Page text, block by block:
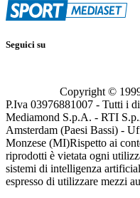
Seguici su
Copyright ©
P.Iva 03976881007 - Tutti i
Mediamond S.p.A. - RTI
Amsterdam (Paesi Bassi) -
Monzese (MI)Rispetto ai
riprodotti è vietata ogni
sistemi di intelligenza
espresso di utilizzare mezzi